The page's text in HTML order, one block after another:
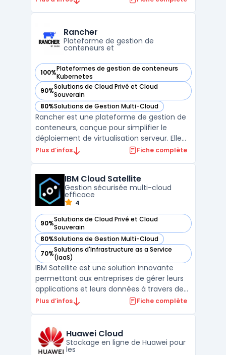
cloud ou sur des infrastructures on-
premise. Grâce à son archi ...
Rancher
Plateforme de gestion de
conteneurs et
100%Plateformes de gestion de conteneurs
Kubernetes
— voir Rancher dans cette catégorie
90%Solutions de Cloud Privé et Cloud
Souverain
— voir Rancher dans cette catégorie
80%Solutions de Gestion Multi-Cloud
— voir Rancher dans cette catégorie
Rancher est une plateforme de gestion de
conteneurs, conçue pour simplifier le
déploiement de virtualisation serveur. Elle
offre des capacités de gestion multi-cloud,
de Docker et de Kubernetes. Rancher est
égal ...
Plus d’infos Fiche complète
IBM Cloud Satellite
Gestion sécurisée multi-cloud
efficace
4
90%Solutions de Cloud Privé et Cloud
Souverain
— voir IBM Cloud Satellite dans cette catégorie
80%Solutions de Gestion Multi-Cloud
— voir IBM Cloud Satellite dans cette catégorie
70%Solutions d'Infrastructure as a Service
(IaaS)
— voir IBM Cloud Satellite dans cette catégorie
IBM Satellite est une solution innovante
permettant aux entreprises de gérer leurs
applications et leurs données à travers des
environnements cloud variés. Grâce à IBM
tout en conservant un contrôle centralisé.
Cet ...
Plus d’infos Fiche complète
Huawei Cloud
Stockage en ligne de Huawei pour
les